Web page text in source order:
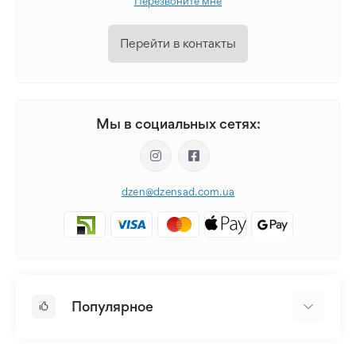
Перейти в контакты
Мы в социальных сетях:
dzen@dzensad.com.ua
Популярное